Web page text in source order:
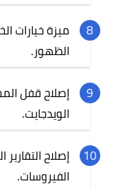
ميزة خيارات
الظهور.
إصلاح قفل
الويدجايت.
إصلاح
الفيروسات.